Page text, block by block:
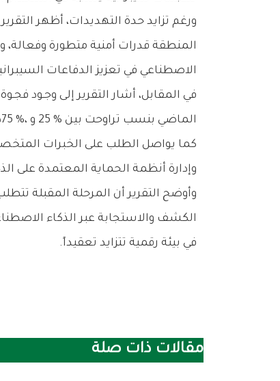
‬الاصطناعي‭ ‬في‭ ‬تعزيز‭ ‬الدفاعات‭ ‬السيبرانية‭ ‬يمثل‭ ‬أولوية‭ ‬استراتيجية‭ ‬خلال‭ ‬المرحلة‭ ‬المقبلة‭.‬
‬الماضي‭ ‬بنسب‭ ‬تراوحت‭ ‬بين‭ ‬25‭ % ‬و75‭ %‬،‭ ‬دون‭ ‬تسجيل‭ ‬زيادات‭ ‬تتجاوز‭ ‬هذا‭ ‬السقف‭.‬
‬وإدارة‭ ‬أنظمة‭ ‬الحماية‭ ‬المعتمدة‭ ‬على‭ ‬الذكاء‭ ‬الاصطناعي‭ ‬بكفاءة‭ ‬أعلى،‭ ‬لسد‭ ‬فجوات‭ ‬المهارات‭ ‬الحالية‭.‬
‬في‭ ‬بيئة‭ ‬رقمية‭ ‬تتزايد‭ ‬تعقيداً‭.‬
مقالات ذات صلة